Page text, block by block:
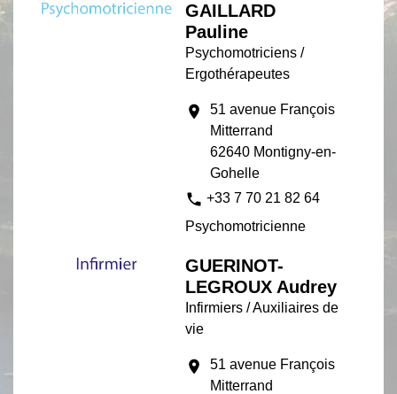
GAILLARD
Pauline
Psychomotriciens /
Ergothérapeutes
location_on
51 avenue François
Mitterrand
62640 Montigny-en-
Gohelle
phone +33 7 70 21 82 64
Psychomotricienne
GUERINOT-
LEGROUX Audrey
Infirmiers / Auxiliaires de
vie
location_on
51 avenue François
Mitterrand